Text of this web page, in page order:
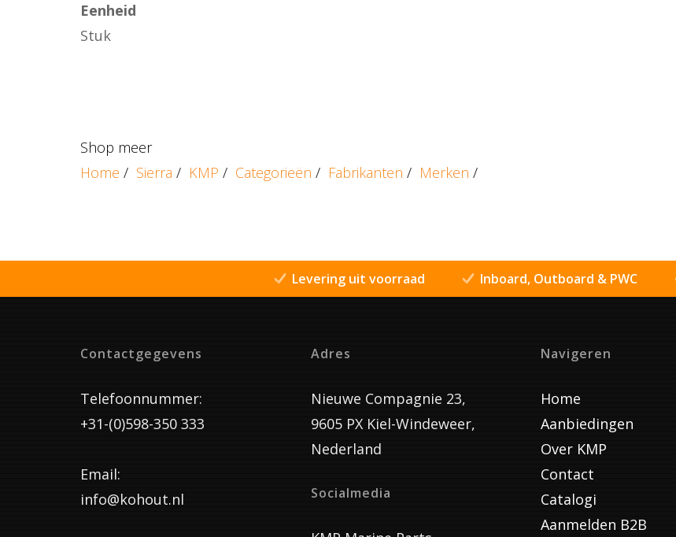
Eenheid
Stuk
Shop meer
Home / Sierra / KMP / Categorieën / Fabrikanten / Merken /
Levering uit voorraad Inboard, Outboard & PWC
Contactgegevens
Telefoonnummer:
+31-(0)598-350 333
Email:
info@kohout.nl
Adres
Nieuwe Compagnie 23,
9605 PX Kiel-Windeweer,
Nederland
Socialmedia
Navigeren
Home
Aanbiedingen
Over KMP
Contact
Catalogi
Aanmelden B2B